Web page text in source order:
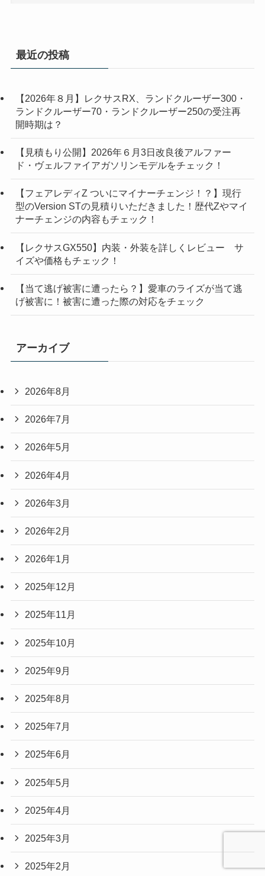
最近の投稿
【2026年８月】レクサスRX、ランドクルーザー300・
ランドクルーザー70・ランドクルーザー250の受注再
開時期は？
【見積もり公開】2026年６月3日改良後アルファー
ド・ヴェルファイアガソリンモデルをチェック！
【フェアレディZ ついにマイナーチェンジ！？】現行
型のVersion STの見積りいただきました！歴代Zやマイ
ナーチェンジの内容もチェック！
【レクサスGX550】内装・外装を詳しくレビュー サ
イズや価格もチェック！
【当て逃げ被害に遭ったら？】愛車のライズが当て逃
げ被害に！被害に遭った際の対応をチェック
アーカイブ
2026年8月
2026年7月
2026年5月
2026年4月
2026年3月
2026年2月
2026年1月
2025年12月
2025年11月
2025年10月
2025年9月
2025年8月
2025年7月
2025年6月
2025年5月
2025年4月
2025年3月
2025年2月